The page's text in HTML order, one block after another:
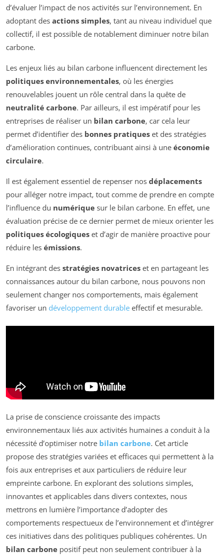
d’évaluer l’impact de nos activités sur l’environnement. En
adoptant des actions simples, tant au niveau individuel que
collectif, il est possible de notablement diminuer notre bilan
carbone.
Les enjeux liés au bilan carbone influencent directement les
politiques environnementales, où les énergies
renouvelables jouent un rôle central dans la quête de
neutralité carbone. Par ailleurs, il est impératif pour les
entreprises de réaliser un bilan carbone, car cela leur
permet d’identifier des bonnes pratiques et des stratégies
d’amélioration continues, contribuant ainsi à une économie
circulaire.
Il est également essentiel de repenser nos déplacements
pour alléger notre impact, tout comme de prendre en compte
l’influence du numérique sur le bilan carbone. En effet, une
évaluation précise de ce dernier permet de mieux orienter les
politiques écologiques et d’agir de manière proactive pour
réduire les émissions.
En intégrant des stratégies novatrices et en partageant les
connaissances autour du bilan carbone, nous pouvons non
seulement changer nos comportements, mais également
favoriser un développement durable effectif et mesurable.
La prise de conscience croissante des impacts
environnementaux liés aux activités humaines a conduit à la
nécessité d’optimiser notre bilan carbone. Cet article
propose des stratégies variées et efficaces qui permettent à la
fois aux entreprises et aux particuliers de réduire leur
empreinte carbone. En explorant des solutions simples,
innovantes et applicables dans divers contextes, nous
mettrons en lumière l’importance d’adopter des
comportements respectueux de l’environnement et d’intégrer
ces initiatives dans des politiques publiques cohérentes. Un
bilan carbone positif peut non seulement contribuer à la